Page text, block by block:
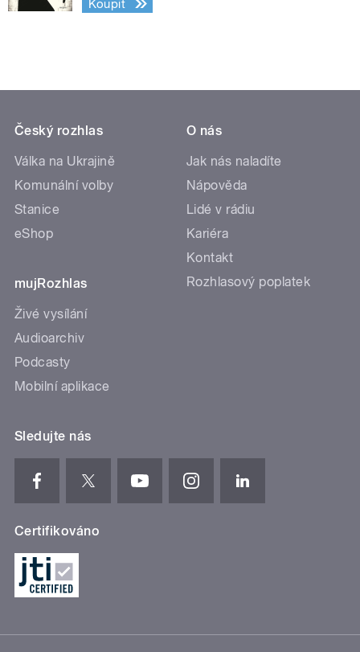
Koupit
Český rozhlas
Válka na Ukrajině
Komunální volby
Stanice
eShop
mujRozhlas
Živé vysílání
Audioarchiv
Podcasty
Mobilní aplikace
O nás
Jak nás naladíte
Nápověda
Lidé v rádiu
Kariéra
Kontakt
Rozhlasový poplatek
Sledujte nás
Certifikováno